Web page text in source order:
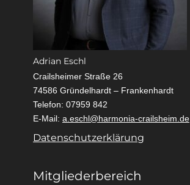
Adrian Eschl
Crailsheimer Straße 26
74586 Gründelhardt – Frankenhardt
Telefon: 07959 842
E-Mail: a.eschl@harmonia-crailsheim.de
Datenschutzerklärung
Mitgliederbereich